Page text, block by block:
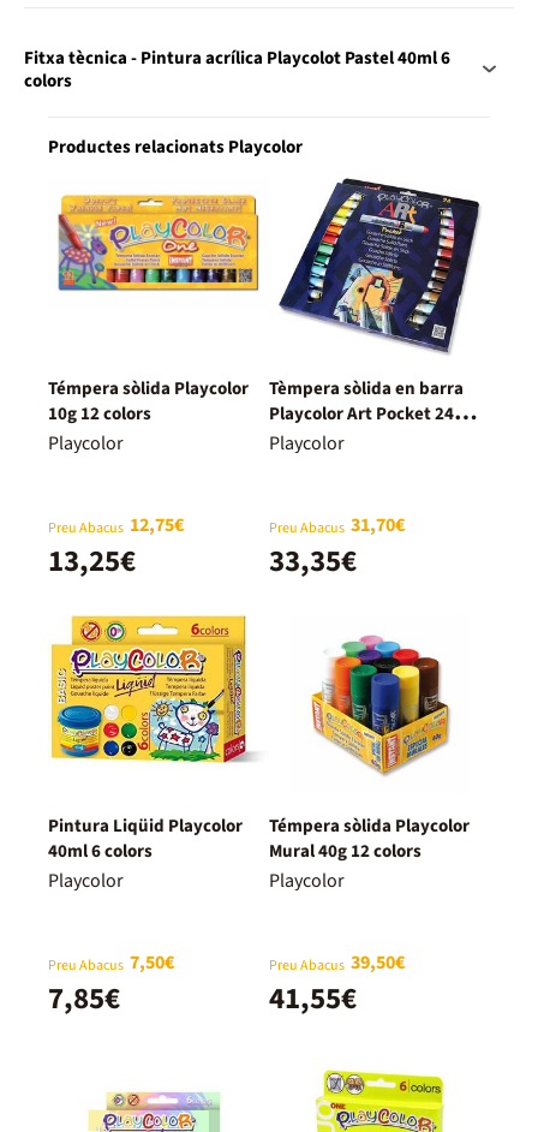
Fitxa tècnica - Pintura acrílica Playcolot Pastel 40ml 6
colors
Productes relacionats Playcolor
Témpera sòlida Playcolor
10g 12 colors
Playcolor
Preu Abacus 12,75€
13,25€
Tèmpera sòlida en barra
Playcolor Art Pocket 24
colors
Playcolor
Preu Abacus 31,70€
33,35€
Pintura Liqüid Playcolor
40ml 6 colors
Playcolor
Preu Abacus 7,50€
7,85€
Témpera sòlida Playcolor
Mural 40g 12 colors
Playcolor
Preu Abacus 39,50€
41,55€